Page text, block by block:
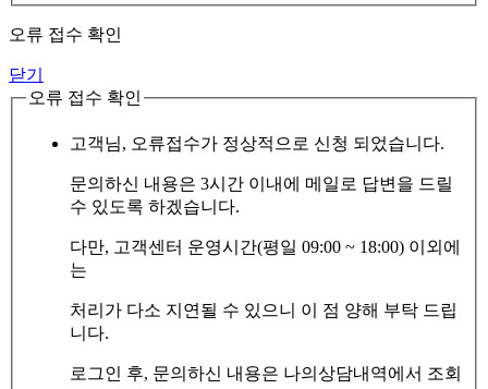
오류 접수 확인
닫기
오류 접수 확인
고객님, 오류접수가 정상적으로 신청 되었습니다.
문의하신 내용은 3시간 이내에 메일로 답변을 드릴
수 있도록 하겠습니다.
다만, 고객센터 운영시간(평일 09:00 ~ 18:00) 이외에
는
처리가 다소 지연될 수 있으니 이 점 양해 부탁 드립
니다.
로그인 후, 문의하신 내용은 나의상담내역에서 조회